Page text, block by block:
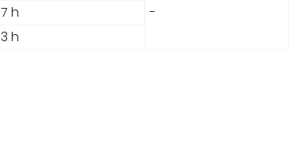
-
7 h
3 h